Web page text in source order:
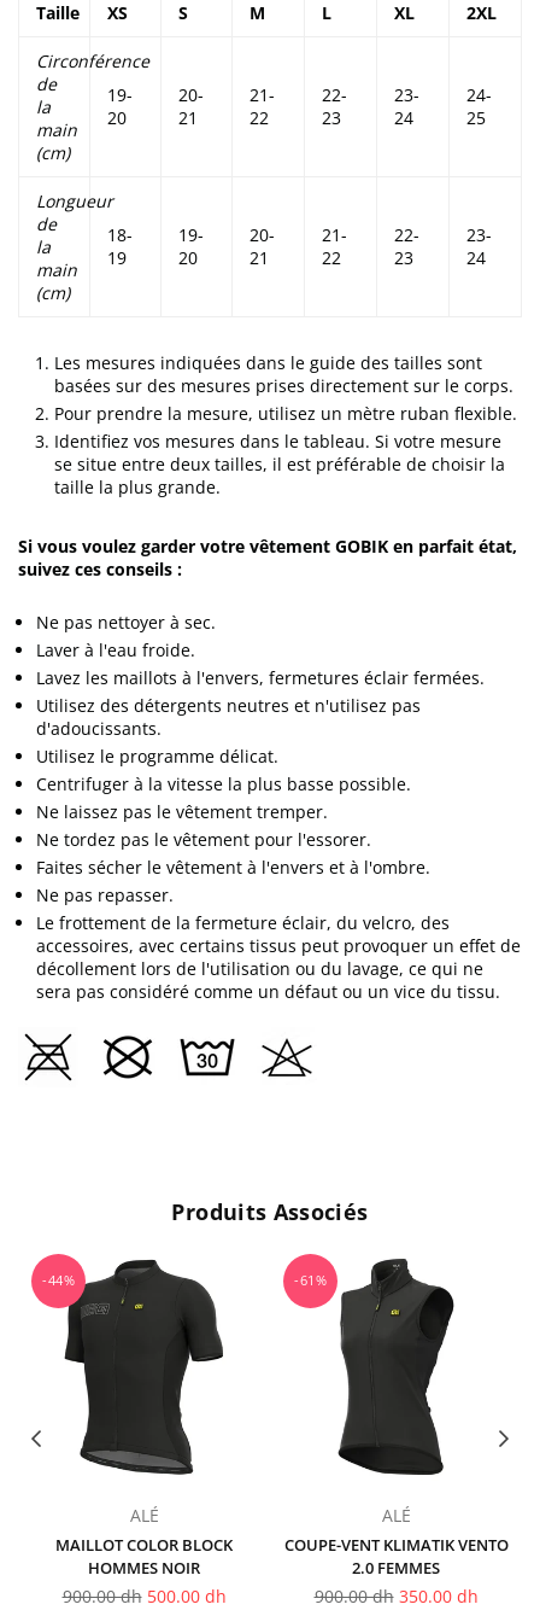
Taille XS S M L XL 2XL
Circonférence
de
la
main
(cm)
19-
20
20-
21
21-
22
22-
23
23-
24
24-
25
Longueur
de
la
main
(cm)
18-
19
19-
20
20-
21
21-
22
22-
23
23-
24
Les mesures indiquées dans le guide des tailles sont
basées sur des mesures prises directement sur le corps.
Pour prendre la mesure, utilisez un mètre ruban flexible.
Identifiez vos mesures dans le tableau. Si votre mesure
se situe entre deux tailles, il est préférable de choisir la
taille la plus grande.
Si vous voulez garder votre vêtement GOBIK en parfait état,
suivez ces conseils :
Ne pas nettoyer à sec.
Laver à l'eau froide.
Lavez les maillots à l'envers, fermetures éclair fermées.
Utilisez des détergents neutres et n'utilisez pas
d'adoucissants.
Utilisez le programme délicat.
Centrifuger à la vitesse la plus basse possible.
Ne laissez pas le vêtement tremper.
Ne tordez pas le vêtement pour l'essorer.
Faites sécher le vêtement à l'envers et à l'ombre.
Ne pas repasser.
Le frottement de la fermeture éclair, du velcro, des
accessoires, avec certains tissus peut provoquer un effet de
décollement lors de l'utilisation ou du lavage, ce qui ne
sera pas considéré comme un défaut ou un vice du tissu.
Produits Associés
-44%
ALÉ
MAILLOT COLOR BLOCK
HOMMES NOIR
Prix
900.00 dh 500.00 dh
-61%
ALÉ
COUPE-VENT KLIMATIK VENTO
2.0 FEMMES
Prix
900.00 dh 350.00 dh